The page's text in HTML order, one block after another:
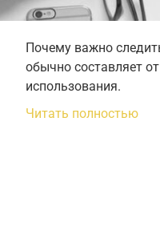
Почему важно
обычно составляет
использования.
Читать полностью